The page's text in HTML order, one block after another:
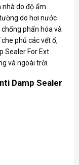
nhà do độ ẩm
do hơi nước
phấn hóa và
phủ các vết ố,
Sealer For Ext
và ngoài trời.
Damp Sealer